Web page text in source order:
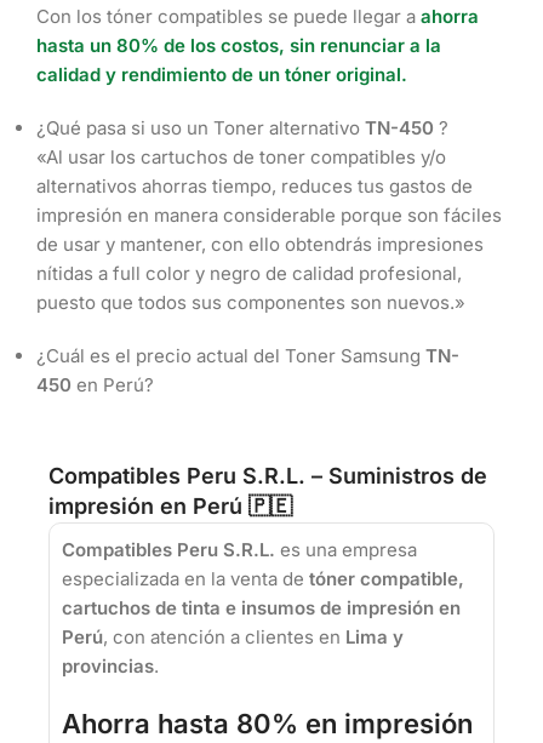
Con los tóner compatibles se puede llegar a ahorra
hasta un 80% de los costos, sin renunciar a la
calidad y rendimiento de un tóner original.
¿Qué pasa si uso un Toner alternativo TN-450 ?
«Al usar los cartuchos de toner compatibles y/o
alternativos ahorras tiempo, reduces tus gastos de
impresión en manera considerable porque son fáciles
de usar y mantener, con ello obtendrás impresiones
nítidas a full color y negro de calidad profesional,
puesto que todos sus componentes son nuevos.»
¿Cuál es el precio actual del Toner Samsung TN-
450 en Perú?
Compatibles Peru S.R.L. – Suministros de
impresión en Perú 🇵🇪
Compatibles Peru S.R.L. es una empresa
especializada en la venta de tóner compatible,
cartuchos de tinta e insumos de impresión en
Perú, con atención a clientes en Lima y
provincias.
Ahorra hasta 80% en impresión